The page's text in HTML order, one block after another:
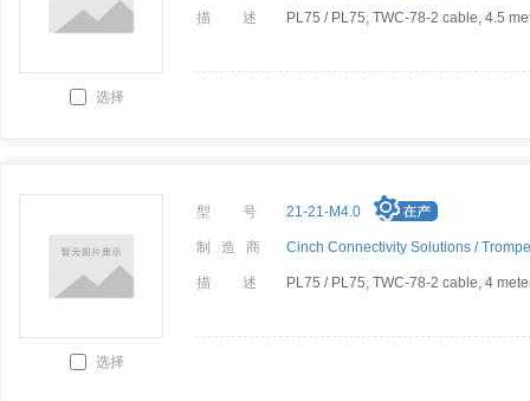
选择
描 述 PL75 / PL75, TWC-78-2 cable, 4.5
选择
型 号 21-21-M4.0
制 造 商 Cinch Connectivity Solutions /
描 述 PL75 / PL75, TWC-78-2 cable, 4